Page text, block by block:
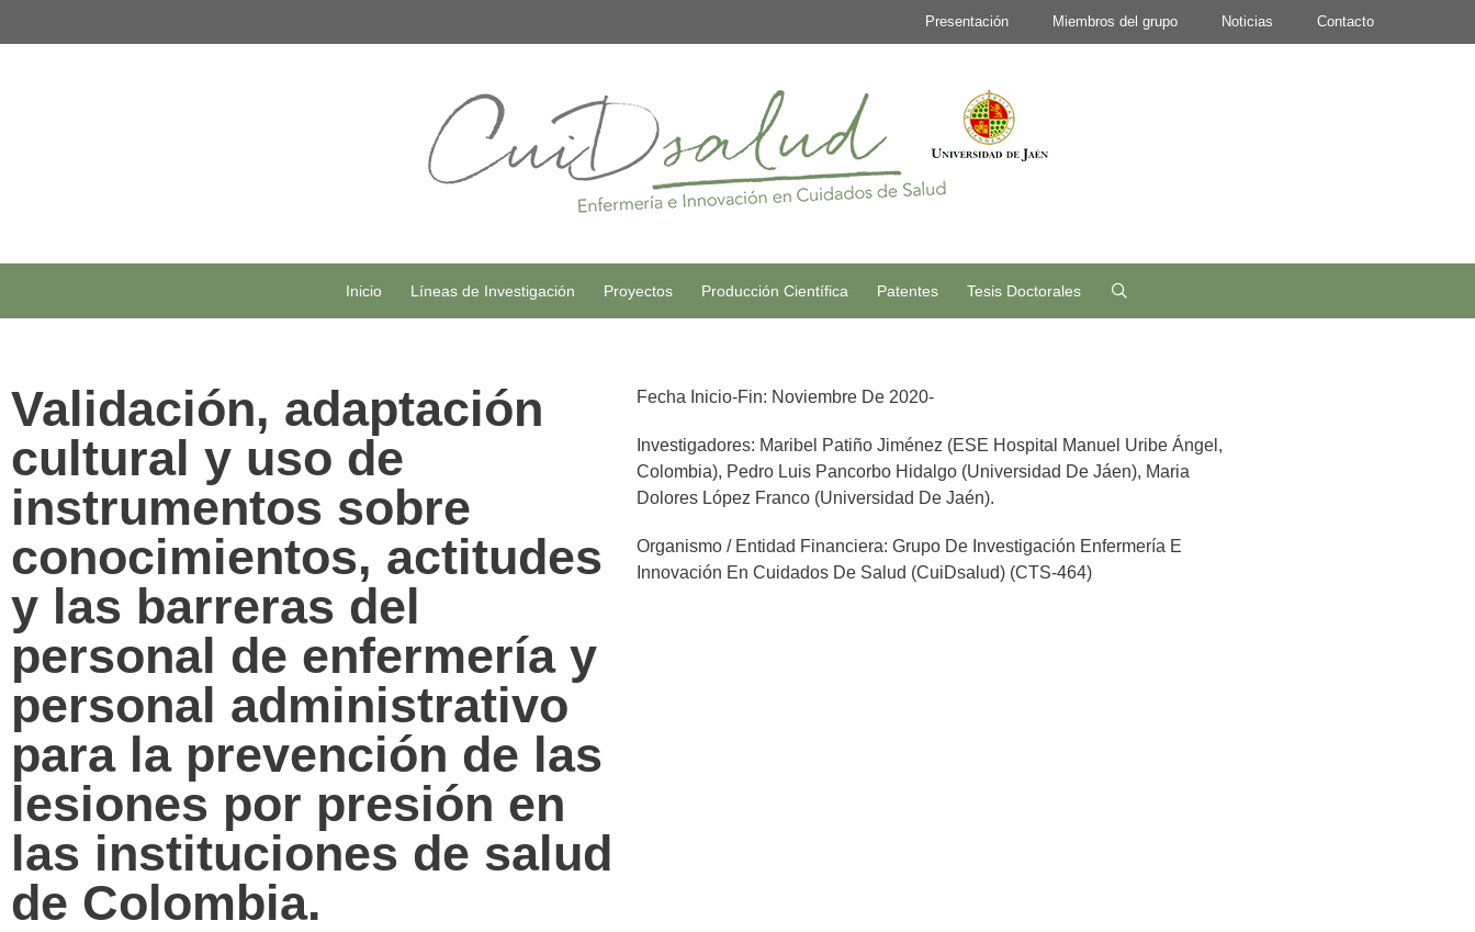
Presentación Miembros del grupo Noticias Contacto
Inicio Líneas de Investigación Proyectos Producción Científica Patentes Tesis Doctorales
Validación, adaptación
cultural y uso de
instrumentos sobre
conocimientos, actitudes
y las barreras del
personal de enfermería y
personal administrativo
para la prevención de las
lesiones por presión en
las instituciones de salud
de Colombia.
Fecha Inicio-Fin: Noviembre De 2020-
Investigadores: Maribel Patiño Jiménez (ESE Hospital Manuel Uribe Ángel,
Colombia), Pedro Luis Pancorbo Hidalgo (Universidad De Jáen), Maria
Dolores López Franco (Universidad De Jaén).
Organismo / Entidad Financiera: Grupo De Investigación Enfermería E
Innovación En Cuidados De Salud (CuiDsalud) (CTS-464)